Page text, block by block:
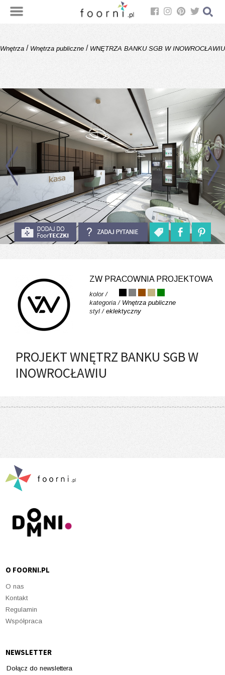
Wnętrza / Wnętrza publiczne / WNĘTRZA BANKU SGB W INOWROCŁAWIU
ZW PRACOWNIA PROJEKTOWA
kolor /
kategoria / Wnętrza publiczne
styl / eklektyczny
PROJEKT WNĘTRZ BANKU SGB W
INOWROCŁAWIU
O FOORNI.PL
O nas
Kontakt
Regulamin
Współpraca
NEWSLETTER
Dołącz do newslettera